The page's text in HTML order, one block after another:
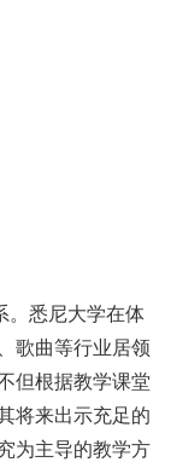
悉尼大学在体
歌曲等行业居领
但根据教学课堂
将来出示充足的
为主导的教学方